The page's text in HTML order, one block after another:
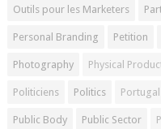
Outils pour les Marketers
Personal Branding Petition
Photography Physical
Politiciens Politics Portugal
Public Body Public Sector